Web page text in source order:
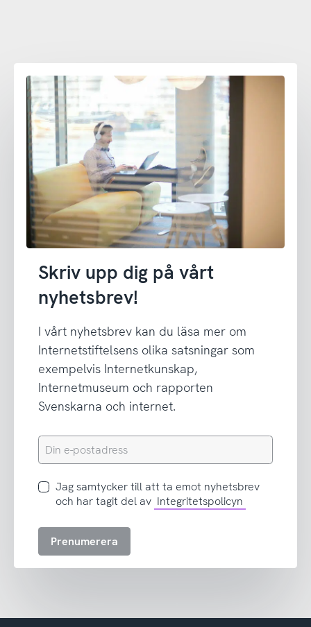
Skriv upp dig på vårt
nyhetsbrev!
I vårt nyhetsbrev kan du läsa mer om
Internetstiftelsens olika satsningar som
exempelvis Internetkunskap,
Internetmuseum och rapporten
Svenskarna och internet.
Din
e-
Jag
samtycker
att
Jag samtycker till att ta emot nyhetsbrev
och har tagit del av Integritetspolicyn
Prenumerera